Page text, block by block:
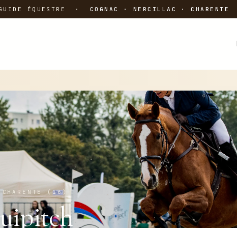
ÉQUESTRE · COGNAC · NERCILLAC · CHARENTE
CHARENTE (16)